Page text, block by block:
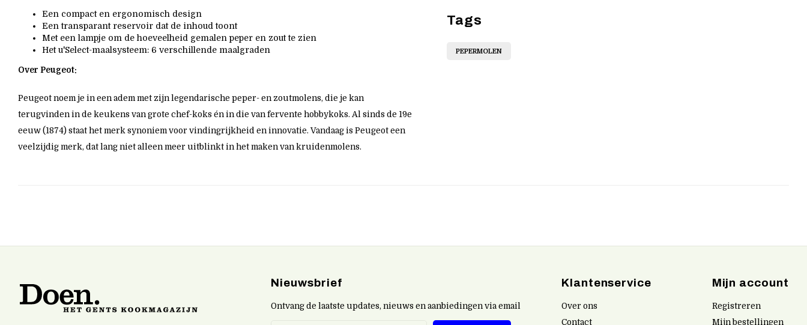
Een compact en ergonomisch design
Een transparant reservoir dat de inhoud toont
Met een lampje om de hoeveelheid gemalen peper en zout te zien
Het u'Select-maalsysteem: 6 verschillende maalgraden
Over Peugeot:
Peugeot noem je in een adem met zijn legendarische peper- en zoutmolens, die je kan
terugvinden in de keukens van grote chef-koks én in die van fervente hobbykoks. Al sinds de 19e
eeuw (1874) staat het merk synoniem voor vindingrijkheid en innovatie. Vandaag is Peugeot een
veelzijdig merk, dat lang niet alleen meer uitblinkt in het maken van kruidenmolens.
Tags
PEPERMOLEN
Nieuwsbrief
Ontvang de laatste updates, nieuws en aanbiedingen via email
Klantenservice
Over ons
Contact
Mijn account
Registreren
Mijn bestellingen